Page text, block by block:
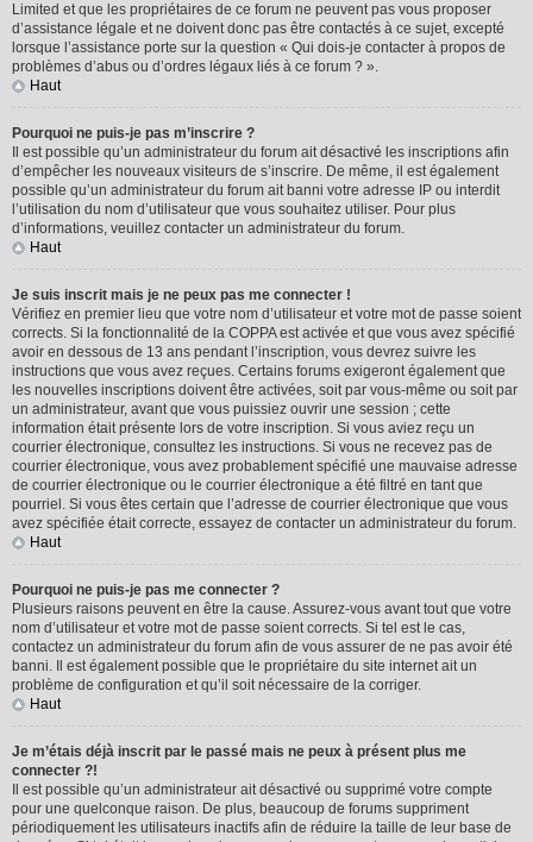
Limited et que les propriétaires de ce forum ne peuvent pas vous proposer
d’assistance légale et ne doivent donc pas être contactés à ce sujet, excepté
lorsque l’assistance porte sur la question « Qui dois-je contacter à propos de
problèmes d’abus ou d’ordres légaux liés à ce forum ? ».
Haut
Pourquoi ne puis-je pas m’inscrire ?
Il est possible qu’un administrateur du forum ait désactivé les inscriptions afin
d’empêcher les nouveaux visiteurs de s’inscrire. De même, il est également
possible qu’un administrateur du forum ait banni votre adresse IP ou interdit
l’utilisation du nom d’utilisateur que vous souhaitez utiliser. Pour plus
d’informations, veuillez contacter un administrateur du forum.
Haut
Je suis inscrit mais je ne peux pas me connecter !
Vérifiez en premier lieu que votre nom d’utilisateur et votre mot de passe soient
corrects. Si la fonctionnalité de la COPPA est activée et que vous avez spécifié
avoir en dessous de 13 ans pendant l’inscription, vous devrez suivre les
instructions que vous avez reçues. Certains forums exigeront également que
les nouvelles inscriptions doivent être activées, soit par vous-même ou soit par
un administrateur, avant que vous puissiez ouvrir une session ; cette
information était présente lors de votre inscription. Si vous aviez reçu un
courrier électronique, consultez les instructions. Si vous ne recevez pas de
courrier électronique, vous avez probablement spécifié une mauvaise adresse
de courrier électronique ou le courrier électronique a été filtré en tant que
pourriel. Si vous êtes certain que l’adresse de courrier électronique que vous
avez spécifiée était correcte, essayez de contacter un administrateur du forum.
Haut
Pourquoi ne puis-je pas me connecter ?
Plusieurs raisons peuvent en être la cause. Assurez-vous avant tout que votre
nom d’utilisateur et votre mot de passe soient corrects. Si tel est le cas,
contactez un administrateur du forum afin de vous assurer de ne pas avoir été
banni. Il est également possible que le propriétaire du site internet ait un
problème de configuration et qu’il soit nécessaire de la corriger.
Haut
Je m’étais déjà inscrit par le passé mais ne peux à présent plus me
connecter ?!
Il est possible qu’un administrateur ait désactivé ou supprimé votre compte
pour une quelconque raison. De plus, beaucoup de forums suppriment
périodiquement les utilisateurs inactifs afin de réduire la taille de leur base de